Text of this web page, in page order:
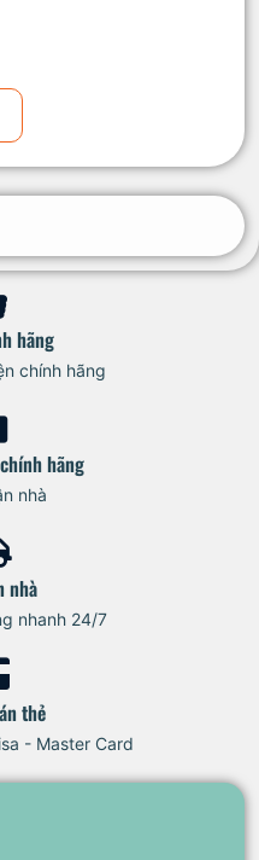
hãng
chính hãng
hãng
nhà
nhà
nhanh 24/7
thẻ
- Master Card